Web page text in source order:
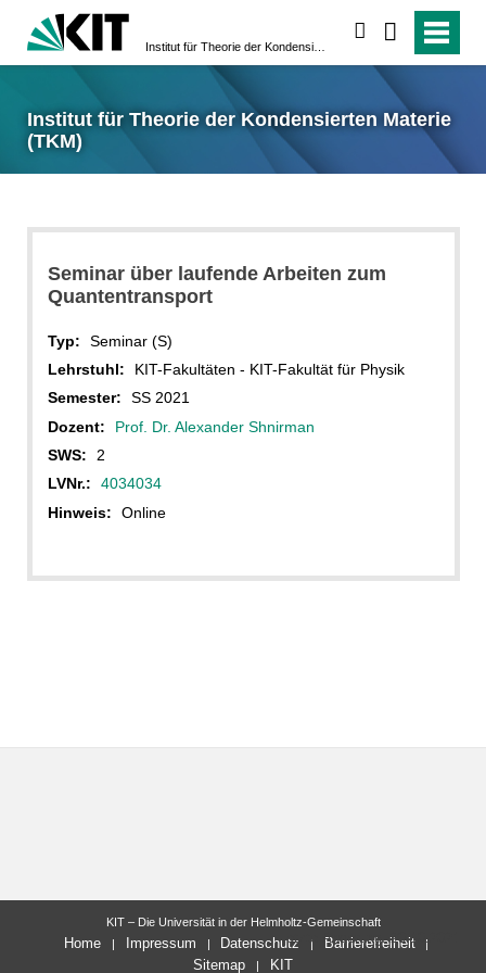
Institut für Theorie der Kondensierten Materie
(TKM)
Seminar über laufende Arbeiten zum
Quantentransport
Typ:
Seminar (S)
Lehrstuhl:
KIT-Fakultäten - KIT-Fakultät für Physik
Semester:
SS 2021
Dozent:
Prof. Dr. Alexander Shnirman
SWS:
2
LVNr.:
4034034
Hinweis:
Online
letzte Änderung: 20.10.2021
KIT – Die Universität in der Helmholtz-Gemeinschaft
Home Impressum Datenschutz
Barrierefreiheit
Sitemap
KIT